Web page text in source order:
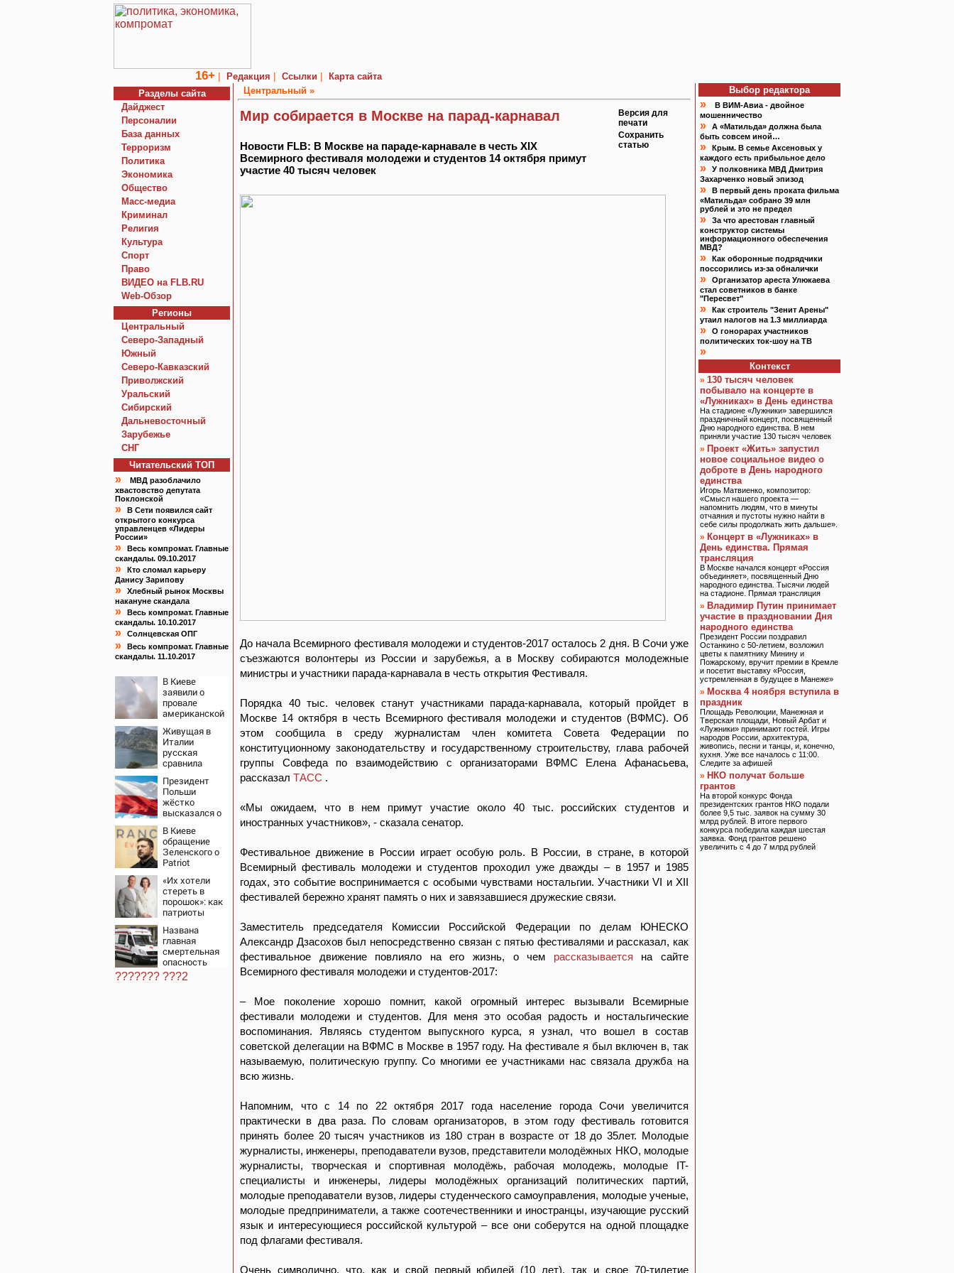
16+ | Редакция | Ссылки |
Карта сайта
Разделы сайта
Дайджест
Персоналии
База данных
Терроризм
Политика
Экономика
Общество
Macc-медиа
Криминал
Религия
Культура
Спорт
Право
ВИДЕО на FLB.RU
Web-Обзор
Регионы
Центральный
Северо-Западный
Южный
Северо-Кавказский
Приволжский
Уральский
Сибирский
Дальневосточный
Зарубежье
СНГ
Читательский TOП
»
МВД разоблачило
хвастовство депутата
Поклонской
»
В Сети появился сайт
открытого конкурса
управленцев «Лидеры
России»
»
Весь компромат. Главные
скандалы. 09.10.2017
»
Кто сломал карьеру
Данису Зарипову
»
Хлебный рынок Москвы
накануне скандала
»
Весь компромат. Главные
скандалы. 10.10.2017
» Солнцевская ОПГ
»
Весь компромат. Главные
скандалы. 11.10.2017
В Киеве
заявили о
провале
американской
«Убей
лучника»
против России
Живущая в
Италии
русская
сравнила
Европе и в
Крыму
Президент
Польши
жёстко
высказался о
их идеологии
В Киеве
обращение
Зеленского о
Patriot
«комедией»
«Их хотели
стереть в
порошок»: как
патриоты
Сенчукова
бросили вызов
«гнилому шоу-
бизу»
Названа
главная
смертельная
опасность
секса
??????? ???2
Центральный »
Мир собирается в Москве на парад-карнавал
Новости FLB: В Москве на параде-карнавале в честь XIX
Всемирного фестиваля молодежи и студентов 14 октября примут
участие 40 тысяч человек
Версия для
печати
Сохранить
статью
До начала Всемирного фестиваля молодежи и студентов-2017 осталось 2 дня. В Сочи уже
съезжаются волонтеры из России и зарубежья, а в Москву собираются молодежные
министры и участники парада-карнавала в честь открытия Фестиваля.
Порядка 40 тыс. человек станут участниками парада-карнавала, который пройдет в
Москве 14 октября в честь Всемирного фестиваля молодежи и студентов (ВФМС). Об
этом сообщила в среду журналистам член комитета Совета Федерации по
конституционному законодательству и государственному строительству, глава рабочей
группы Совфеда по взаимодействию с организаторами ВФМС Елена Афанасьева,
рассказал ТАСС .
«Мы ожидаем, что в нем примут участие около 40 тыс. российских студентов и
иностранных участников», - сказала сенатор.
Фестивальное движение в России играет особую роль. В России, в стране, в которой
Всемирный фестиваль молодежи и студентов проходил уже дважды – в 1957 и 1985
годах, это событие воспринимается с особыми чувствами ностальгии. Участники VI и XII
фестивалей бережно хранят память о них и завязавшиеся дружеские связи.
Заместитель председателя Комиссии Российской Федерации по делам ЮНЕСКО
Александр Дзасохов был непосредственно связан с пятью фестивалями и рассказал, как
фестивальное движение повлияло на его жизнь, о чем рассказывается на сайте
Всемирного фестиваля молодежи и студентов-2017:
– Мое поколение хорошо помнит, какой огромный интерес вызывали Всемирные
фестивали молодежи и студентов. Для меня это особая радость и ностальгические
воспоминания. Являясь студентом выпускного курса, я узнал, что вошел в состав
советской делегации на ВФМС в Москве в 1957 году. На фестивале я был включен в, так
называемую, политическую группу. Со многими ее участниками нас связала дружба на
всю жизнь.
Напомним, что с 14 по 22 октября 2017 года население города Сочи увеличится
практически в два раза. По словам организаторов, в этом году фестиваль готовится
принять более 20 тысяч участников из 180 стран в возрасте от 18 до 35лет. Молодые
журналисты, инженеры, преподаватели вузов, представители молодёжных НКО, молодые
журналисты, творческая и спортивная молодёжь, рабочая молодежь, молодые IT-
специалисты и инженеры, лидеры молодёжных организаций политических партий,
молодые преподаватели вузов, лидеры студенческого самоуправления, молодые ученые,
молодые предприниматели, а также соотечественники и иностранцы, изучающие русский
язык и интересующиеся российской культурой – все они соберутся на одной площадке
под флагами фестиваля.
Очень символично, что, как и свой первый юбилей (10 лет), так и свое 70-тилетие
Выбор редактора
»
В ВИМ-Авиа - двойное
мошенничество
»
А «Матильда» должна была
быть совсем иной…
»
Крым. В семье Аксеновых у
каждого есть прибыльное дело
»
У полковника МВД Дмитрия
Захарченко новый эпизод
»
В первый день проката фильма
«Матильда» собрано 39 млн
рублей и это не предел
»
За что арестован главный
конструктор системы
информационного обеспечения
МВД?
»
Как оборонные подрядчики
поссорились из-за обналички
»
Организатор ареста Улюкаева
стал советников в банке
"Пересвет"
»
Как строитель "Зенит Арены"
утаил налогов на 1.3 миллиарда
»
О гонорарах участников
политических ток-шоу на ТВ
»
Контекст
» 130 тысяч человек
побывало на концерте в
«Лужниках» в День единства
На стадионе «Лужники» завершился
праздничный концерт, посвященный
Дню народного единства. В нем
приняли участие 130 тысяч человек
» Проект «Жить» запустил
новое социальное видео о
доброте в День народного
единства
Игорь Матвиенко, композитор:
«Смысл нашего проекта —
напомнить людям, что в минуты
отчаяния и пустоты нужно найти в
себе силы продолжать жить дальше».
» Концерт в «Лужниках» в
День единства. Прямая
трансляция
В Москве начался концерт «Россия
объединяет», посвященный Дню
народного единства. Тысячи людей
на стадионе. Прямая трансляция
» Владимир Путин принимает
участие в праздновании Дня
народного единства
Президент России поздравил
Останкино с 50-летием, возложил
цветы к памятнику Минину и
Пожарскому, вручит премии в Кремле
и посетит выставку «Россия,
устремленная в будущее в Манеже»
» Москва 4 ноября вступила в
праздник
Площадь Революции, Манежная и
Тверская площади, Новый Арбат и
«Лужники» принимают гостей. Игры
народов России, архитектура,
живопись, песни и танцы, и, конечно,
кухня. Уже все началось с 11:00.
Следите за афишей
» НКО получат больше
грантов
На второй конкурс Фонда
президентских грантов НКО подали
более 9,5 тыс. заявок на сумму 30
млрд рублей. В итоге первого
конкурса победила каждая шестая
заявка. Фонд грантов решено
увеличить с 4 до 7 млрд рублей